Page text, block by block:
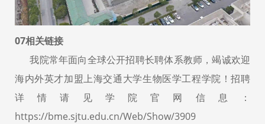
07相关链接
我院常年面向全球公开招聘长聘体系教师，竭诚欢迎
海内外英才加盟上海交通大学生物医学工程学院！招聘
详情请见学院官网信息
：
https://bme.sjtu.edu.cn/Web/Show/3909